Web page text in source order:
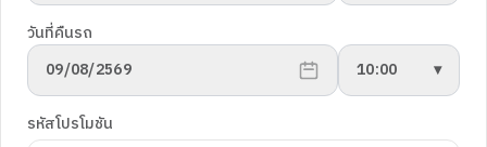
ยานพาหนะ
พันธมิตร
Blog
วันที่คืนรถ
09/08/2569
10:00 ▾
รหัสโปรโมชัน
นโยบายความเป็นส่วนตัว
การตั้งค่าคุกกี้
ฝ่ายสนับสนุนลูกค้า